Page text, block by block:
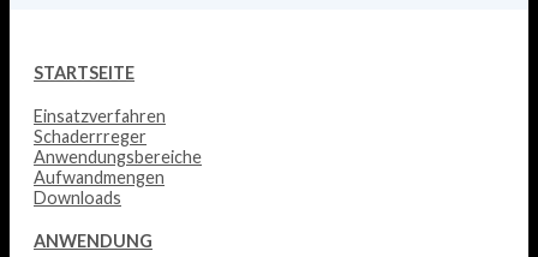
STARTSEITE
Einsatzverfahren
Schaderrreger
Anwendungsbereiche
Aufwandmengen
Downloads
ANWENDUNG